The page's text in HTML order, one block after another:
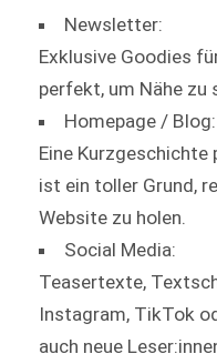
Newsletter:
Exklusive Goodies
perfekt, um Nähe zu
Homepage / Blog:
Eine Kurzgeschichte
ist ein toller Grund,
Website zu holen.
Social Media:
Teasertexte,
Instagram, TikTok
auch neue